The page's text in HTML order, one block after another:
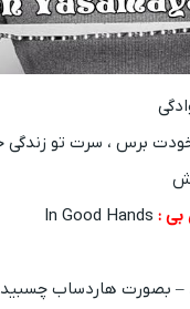
برس ، سرت تو زندگی
بی :In Good Hands
– بصورت هاردساب